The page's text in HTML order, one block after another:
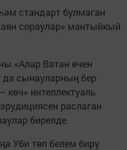
стандарт булмаган
сораулар» мантыйкый
«Алар Ватан өчен
да сынауларның бер
интеллектуаль
раслаган
бирелде.
Уби төп белем бирү